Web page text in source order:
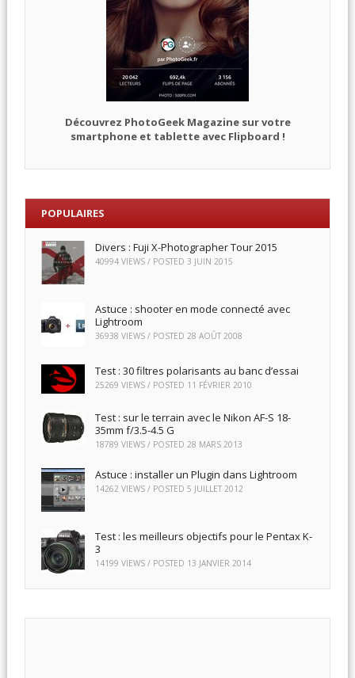
Découvrez PhotoGeek Magazine sur votre
smartphone et tablette avec Flipboard !
POPULAIRES
Divers : Fuji X-Photographer Tour 2015
40994 VIEWS / POSTED 3 JUIN 2015
Astuce : shooter en mode connecté avec
Lightroom
36938 VIEWS / POSTED 28 AOÛT 2008
Test : 30 filtres polarisants au banc d’essai
25269 VIEWS / POSTED 11 FÉVRIER 2010
Test : sur le terrain avec le Nikon AF-S 18-
35mm f/3.5-4.5 G
18789 VIEWS / POSTED 28 MARS 2013
Astuce : installer un Plugin dans Lightroom
14262 VIEWS / POSTED 5 JUILLET 2012
Test : les meilleurs objectifs pour le Pentax K-
3
14199 VIEWS / POSTED 13 JANVIER 2014